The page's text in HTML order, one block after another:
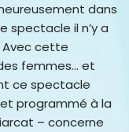
dans
spectacle il n’y a
Avec cette
femmes… et
ce spectacle
programmé à la
– concerne